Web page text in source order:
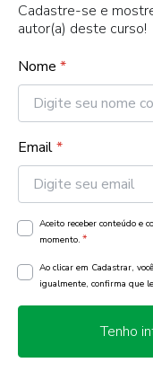
Cadastre-se e
autor(a) deste curso!
Nome *
Email*
Aceito receber conteúdo e
momento. *
Ao clicar em Cadastrar,
igualmente, confirma que
Tenho